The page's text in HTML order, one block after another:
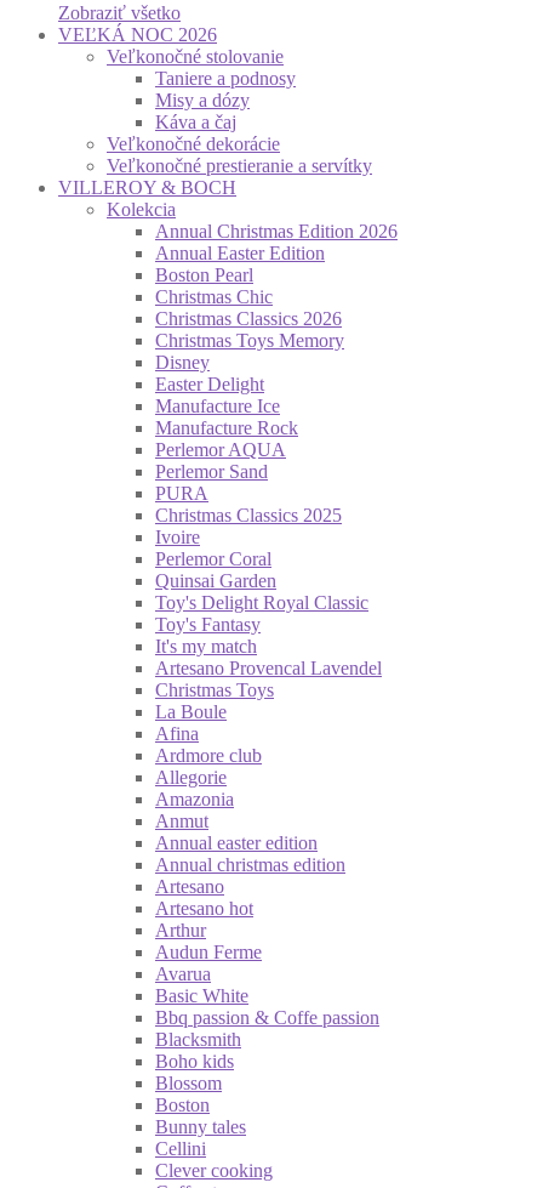
Zobraziť všetko
VEĽKÁ NOC 2026
Veľkonočné stolovanie
Taniere a podnosy
Misy a dózy
Káva a čaj
Veľkonočné dekorácie
Veľkonočné prestieranie a servítky
VILLEROY & BOCH
Kolekcia
Annual Christmas Edition 2026
Annual Easter Edition
Boston Pearl
Christmas Chic
Christmas Classics 2026
Christmas Toys Memory
Disney
Easter Delight
Manufacture Ice
Manufacture Rock
Perlemor AQUA
Perlemor Sand
PURA
Christmas Classics 2025
Ivoire
Perlemor Coral
Quinsai Garden
Toy's Delight Royal Classic
Toy's Fantasy
It's my match
Artesano Provencal Lavendel
Christmas Toys
La Boule
Afina
Ardmore club
Allegorie
Amazonia
Anmut
Annual easter edition
Annual christmas edition
Artesano
Artesano hot
Arthur
Audun Ferme
Avarua
Basic White
Bbq passion & Coffe passion
Blacksmith
Boho kids
Blossom
Boston
Bunny tales
Cellini
Clever cooking